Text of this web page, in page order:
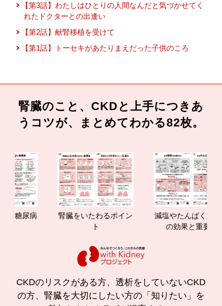
【第3話】わたしはひとりの人間なんだと気づかせてく
れたドクターとの出逢い
【第2話】献腎移植を受けて
【第1話】トーセキがあたりまえだった子供のころ
腎臓のこと、CKDと上手につきあ
うコツが、まとめてわかる82枚。
腎臓をいたわるポイン
減塩やたんぱく質管理
の効果と重要性
CKDのリスクがある方、透析をしていないCKD
の方、腎臓を大切にしたい方の「知りたい」を